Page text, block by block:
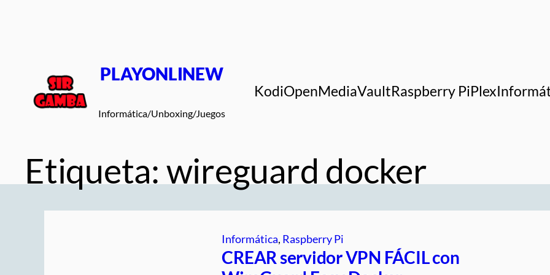
PLAYONLINEW
Informática/Unboxing/Juegos
KodiOpenMediaVaultRaspberry PiPlex
Etiqueta: wireguard docker
Informática, Raspberry Pi
CREAR servidor VPN FÁCIL con